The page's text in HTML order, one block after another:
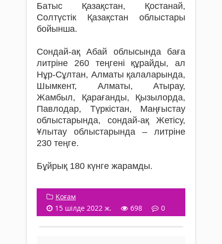
Батыс Қазақстан, Қостанай,
Солтүстік Қазақстан облыстары
бойынша.
Сондай-ақ Абай облысында баға
литріне 260 теңгені құрайды, ал
Нұр-Сұлтан, Алматы қалаларында,
Шымкент, Алматы, Атырау,
Жамбыл, Қарағанды, Қызылорда,
Павлодар, Түркістан, Маңғыстау
облыстарында, сондай-ақ Жетісу,
Ұлытау облыстарында – литріне
230 теңге.
Бұйрық 180 күнге жарамды.
Қоғам
15 шілде 2022 ж.
698 0